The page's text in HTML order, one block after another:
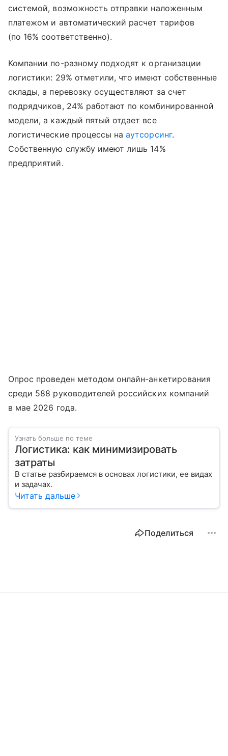
системой, возможность отправки наложенным
платежом и автоматический расчет тарифов
(по 16% соответственно).
Компании по-разному подходят к организации
логистики: 29% отметили, что имеют собственные
склады, а перевозку осуществляют за счет
подрядчиков, 24% работают по комбинированной
модели, а каждый пятый отдает все
логистические процессы нааутсорсинг.
Собственную службу имеют лишь 14%
предприятий.
Опрос проведен методом онлайн-анкетирования
среди 588 руководителей российских компаний
в мае 2026 года.
Узнать больше по теме
Логистика: как минимизировать
затраты
В статье разбираемся в основах логистики, ее видах
и задачах.
Читать дальше
Поделиться